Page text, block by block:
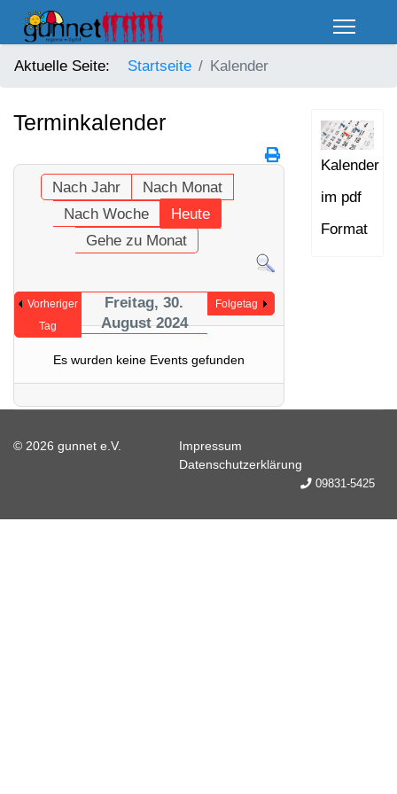
Aktuelle Seite: Startseite Kalender
Terminkalender
Nach Jahr
Nach Monat
Nach Woche
Heute
Gehe zu Monat
Vorheriger
Tag
Freitag, 30.
August 2024
Folgetag
Es wurden keine Events gefunden
Kalender
im pdf
Format
© 2026 gunnet e.V.
Impressum
Datenschutzerklärung
09831-5425